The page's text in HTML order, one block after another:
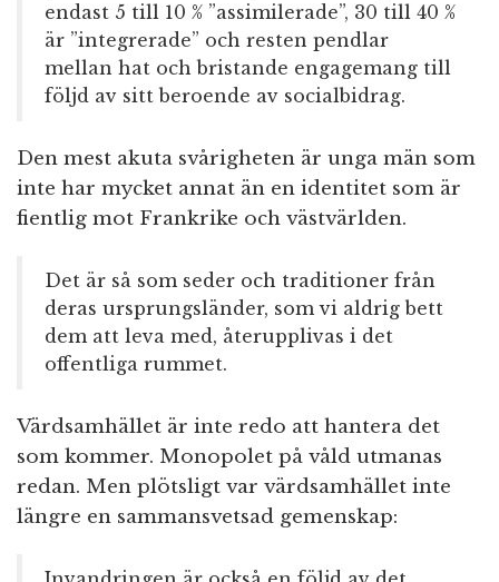
endast 5 till 10 % ”assimilerade”, 30 till 40 %
är ”integrerade” och resten pendlar
mellan hat och bristande engagemang till
följd av sitt beroende av socialbidrag.
Den mest akuta svårigheten är unga män som
inte har mycket annat än en identitet som är
fientlig mot Frankrike och västvärlden.
Det är så som seder och traditioner från
deras ursprungsländer, som vi aldrig bett
dem att leva med, återupplivas i det
offentliga rummet.
Värdsamhället är inte redo att hantera det
som kommer. Monopolet på våld utmanas
redan. Men plötsligt var värdsamhället inte
längre en sammansvetsad gemenskap: